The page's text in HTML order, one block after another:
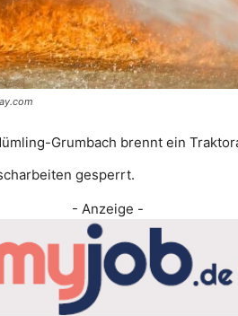
Grumbach brennt ein
gesperrt.
- Anzeige -